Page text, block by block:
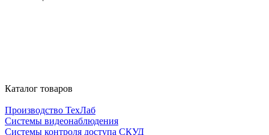
Каталог товаров
Производство ТехЛаб
Системы видеонаблюдения
Системы контроля доступа СКУД